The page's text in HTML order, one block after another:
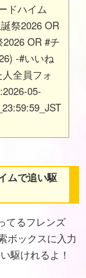
ドハイム
祭2026 OR
OR #チ
-#いいね
全員フォ
05-
ムで追い駆
てるフレンズ
ボックスに入力
駆けれるよ！